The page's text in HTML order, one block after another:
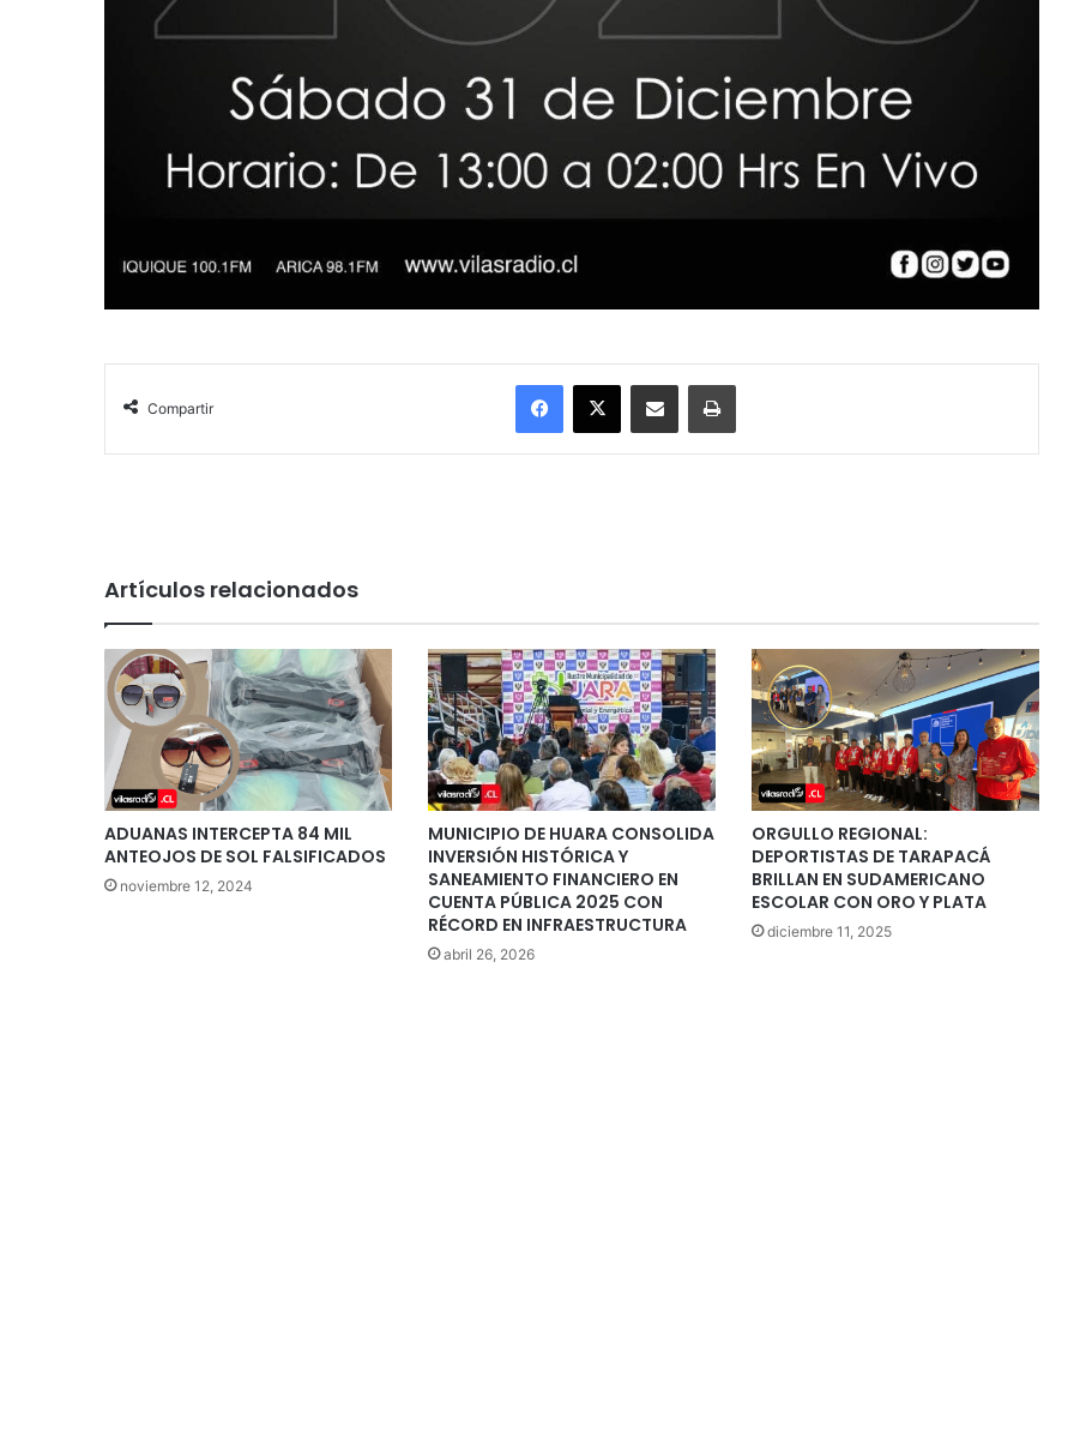
Compartir
Facebook
X Enviar vía email Imprimir
Artículos relacionados
ADUANAS INTERCEPTA 84 MIL
ANTEOJOS DE SOL FALSIFICADOS
noviembre 12, 2024
MUNICIPIO DE HUARA CONSOLIDA
INVERSIÓN HISTÓRICA Y
SANEAMIENTO FINANCIERO EN
CUENTA PÚBLICA 2025 CON
RÉCORD EN INFRAESTRUCTURA
abril 26, 2026
ORGULLO REGIONAL:
DEPORTISTAS DE TARAPACÁ
BRILLAN EN SUDAMERICANO
ESCOLAR CON ORO Y PLATA
diciembre 11, 2025